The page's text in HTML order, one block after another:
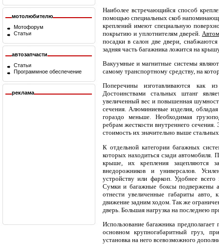
мотолюбителю
Мотофорум
Статьи
автозапчасти
Статьи
Программное обеспечение
реклама
Наиболее встречающийся способ
помощью специальных скоб
креплений имеют специальную
покрытию и уплотнителям дверей.
посадки в салон две двери,
задняя часть багажника ложится на
Вакуумные и магнитные системы
самому транспортному средству, на
Поперечины изготавливаются как
Достоинствами стальных штанг
увеличенный вес и повышенная
сечения. Алюминиевые изделия,
гораздо меньше. Необходимая
ребрам жесткости внутреннего
стоимость их значительно выше
К отдельной категории багажных
которых находиться сзади автомобиля.
крыше, их крепления зацепляются
внедорожников и универсалов.
устройству или фаркоп. Удобнее
Сумки и багажные боксы подвержены
отнести увеличенные габариты
движение задним ходом. Так же
дверь. Большая нагрузка на последнею
Использование багажника
основном крупногабаритный груз,
установка на него всевозможного